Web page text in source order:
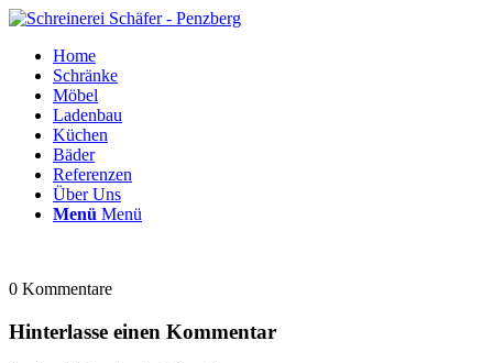
Home
Schränke
Möbel
Ladenbau
Küchen
Bäder
Referenzen
Über Uns
Menü Menü
0 Kommentare
Hinterlasse einen Kommentar